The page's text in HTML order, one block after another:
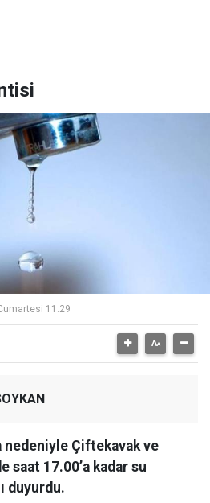
11:29
nedeniyle Çiftekavak ve
saat 17.00’a kadar su
duyurdu.